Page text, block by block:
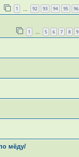
1 92 93 94 95 96
1 … 5 6 7 8 9
мёду/